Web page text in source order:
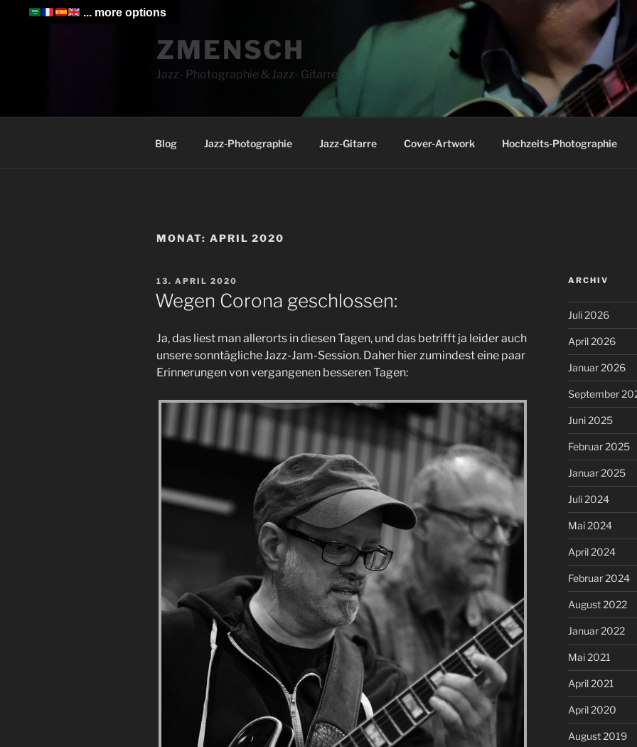
ZMENSCH
Jazz- Photographie & Jazz- Gitarre
Blog Jazz-Photographie Jazz-Gitarre Cover-Artwork Hochzeits-Photographie
MONAT: APRIL 2020
VERÖFFENTLICHT
AM
13. APRIL 2020
Wegen Corona geschlossen:
Ja, das liest man allerorts in diesen Tagen, und das betrifft ja leider auch
unsere sonntägliche Jazz-Jam-Session. Daher hier zumindest eine paar
Erinnerungen von vergangenen besseren Tagen:
ARCHIV
Juli 2026
April 2026
Januar 2026
September
Juni 2025
Februar 2025
Januar 2025
Juli 2024
Mai 2024
April 2024
Februar 2024
August 2022
Januar 2022
Mai 2021
April 2021
April 2020
August 2019
... more options